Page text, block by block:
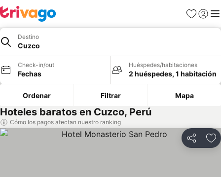
Favoritos
Iniciar
Destino
Cuzco
Check-in/out
Fechas
Huéspedes/habitaciones
2 huéspedes, 1 habitación
Ordenar Filtrar Mapa
Hoteles baratos en Cuzco, Perú
Cómo los pagos afectan nuestro ranking
Compartir